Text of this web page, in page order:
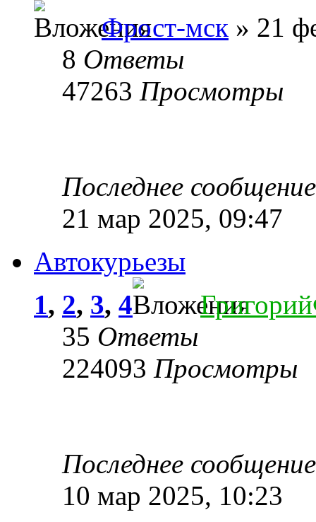
Фрост-мск » 21
8 Ответы
47263 Просмотры
Последнее
21 мар 2025, 09:47
Автокурьезы
1, 2, 3, 4
35 Ответы
224093 Просмотры
Последнее
10 мар 2025, 10:23